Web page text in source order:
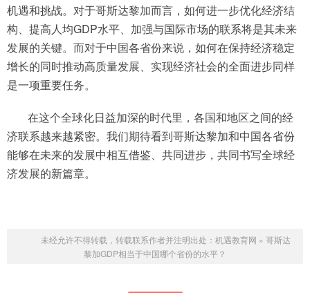
机遇和挑战。对于哥斯达黎加而言，如何进一步优化经济结
构、提高人均GDP水平、加强与国际市场的联系将是其未来
发展的关键。而对于中国各省份来说，如何在保持经济稳定
增长的同时推动高质量发展、实现经济社会的全面进步同样
是一项重要任务。
在这个全球化日益加深的时代里，各国和地区之间的经
济联系越来越紧密。我们期待看到哥斯达黎加和中国各省份
能够在未来的发展中相互借鉴、共同进步，共同书写全球经
济发展的新篇章。
未经允许不得转载，转载联系作者并注明出处： 机遇教育网 » 哥斯达
黎加GDP相当于中国哪个省份的水平？